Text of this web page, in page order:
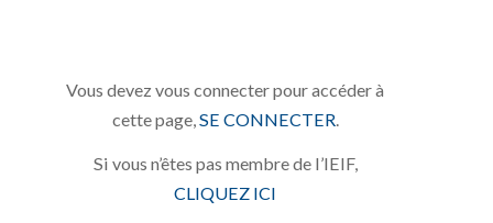
Vous devez vous connecter pour accéder à
cette page, SE CONNECTER
Si vous n’êtes pas membre de l’IEIF,
CLIQUEZ ICI